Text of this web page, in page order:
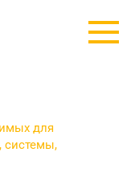
для
системы,